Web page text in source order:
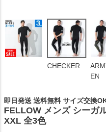
CHECKER
EN
即日発送 送料無料 サイズ交換
FELLOW メンズ シーガ
XXL 全3色